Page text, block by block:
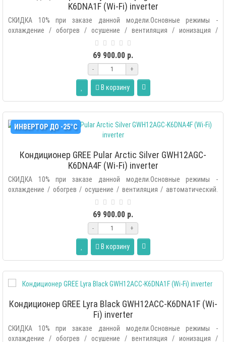
K6DNA1F (Wi-Fi) inverter
СКИДКА 10% при заказе данной модели.Основные режимы -
охлаждение / обогрев / осушение / вентиляция / ионизация /
69 900.00 р.
- +
В корзину
ИНВЕРТОР ДО -25°С
Кондиционер GREE Pular Arctic Silver GWH12AGC-
K6DNA4F (Wi-Fi) inverter
СКИДКА 10% при заказе данной модели.Основные режимы -
охлаждение / обогрев / осушение / вентиляция / автоматический.
69 900.00 р.
- +
В корзину
Кондиционер GREE Lyra Black GWH12ACC-K6DNA1F (Wi-
Fi) inverter
СКИДКА 10% при заказе данной модели.Основные режимы -
охлаждение / обогрев / осушение / вентиляция / ионизация /